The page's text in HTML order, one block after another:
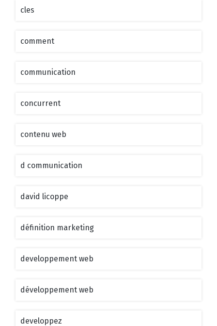
cles
comment
communication
concurrent
contenu web
d communication
david licoppe
définition marketing
developpement web
développement web
developpez